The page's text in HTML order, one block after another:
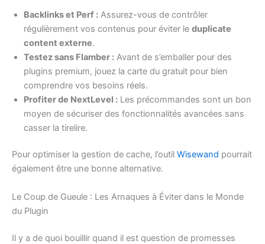
Backlinks et Perf : Assurez-vous de contrôler
régulièrement vos contenus pour éviter le duplicate
content externe.
Testez sans Flamber : Avant de s’emballer pour des
plugins premium, jouez la carte du gratuit pour bien
comprendre vos besoins réels.
Profiter de NextLevel : Les précommandes sont un bon
moyen de sécuriser des fonctionnalités avancées sans
casser la tirelire.
Pour optimiser la gestion de cache, l’outil Wisewand pourrait
également être une bonne alternative.
Le Coup de Gueule : Les Arnaques à Éviter dans le Monde
du Plugin
Il y a de quoi bouillir quand il est question de promesses